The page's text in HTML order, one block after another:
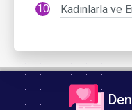
Kadınlarla ve